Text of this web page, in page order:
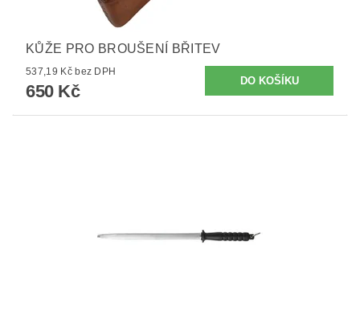
KŮŽE PRO BROUŠENÍ BŘITEV
537,19 Kč bez DPH
650 Kč